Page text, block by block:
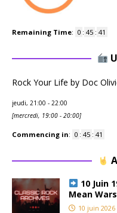
Remaining Time: 0 : 45 : 41
Rock Your Life by Doc
jeudi, 21:00 - 22:00
[mercredi, 19:00 - 20:00]
Commencing in: 0 : 45 : 41
10 Juin
Mean
10 juin 2026